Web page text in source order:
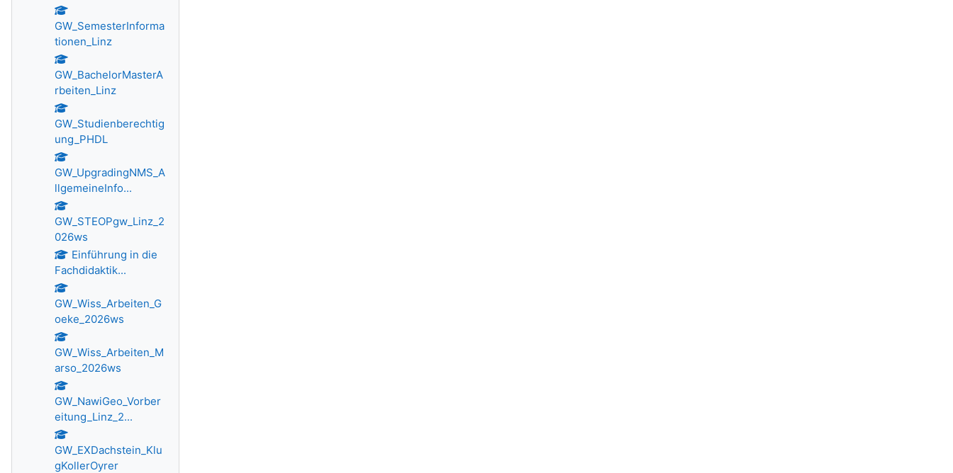
GW_SemesterInforma
tionen_Linz
GW_BachelorMasterA
rbeiten_Linz
GW_Studienberechtig
ung_PHDL
GW_UpgradingNMS_A
llgemeineInfo...
GW_STEOPgw_Linz_2
026ws
Einführung in die
Fachdidaktik...
GW_Wiss_Arbeiten_G
oeke_2026ws
GW_Wiss_Arbeiten_M
arso_2026ws
GW_NawiGeo_Vorber
eitung_Linz_2...
GW_EXDachstein_Klu
gKollerOyrer